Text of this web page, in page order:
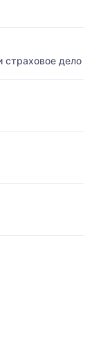
страховое дело